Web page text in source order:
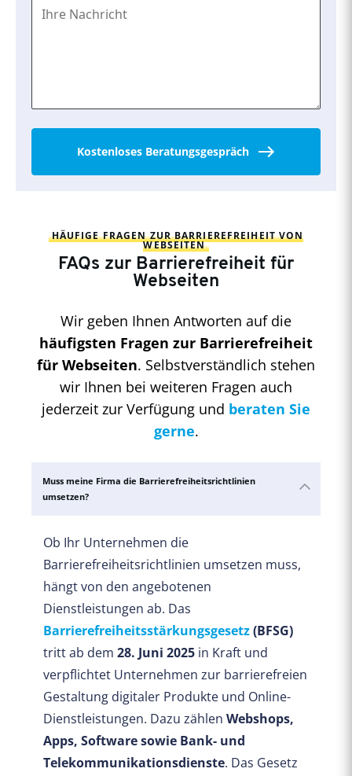
Kostenloses Beratungsgespräch
HÄUFIGE FRAGEN ZUR BARRIEREFREIHEIT VON
WEBSEITEN
FAQs zur Barrierefreiheit für
Webseiten
Wir geben Ihnen Antworten auf die
häufigsten Fragen zur Barrierefreiheit
für Webseiten. Selbstverständlich stehen
wir Ihnen bei weiteren Fragen auch
jederzeit zur Verfügung und beraten Sie
gerne.
Muss meine Firma die Barrierefreiheitsrichtlinien
umsetzen?
Ob Ihr Unternehmen die
Barrierefreiheitsrichtlinien umsetzen muss,
hängt von den angebotenen
Dienstleistungen ab. Das
Barrierefreiheitsstärkungsgesetz(BFSG)
tritt ab dem 28. Juni 2025 in Kraft und
verpflichtet Unternehmen zur barrierefreien
Gestaltung digitaler Produkte und Online-
Dienstleistungen. Dazu zählen Webshops,
Apps, Software sowie Bank- und
Telekommunikationsdienste. Das Gesetz